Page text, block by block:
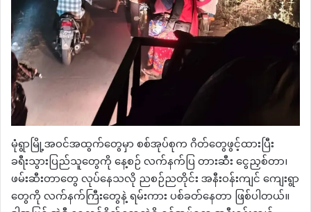
မုံရွာမြို့အဝင်အထွက်တွေမှာ စစ်အုပ်စုက ဂိတ်တွေဖွင့်ထားပြီး
ခရီးသွားပြည်သူတွေကို နေ့စဉ် လက်နက်ပြ တားဆီး ငွေညှစ်တာ၊
ဖမ်းဆီးတာတွေ လုပ်နေသလို ညစဉ်ညတိုင်း အနီးဝန်းကျင် ကျေးရွာ
တွေကို လက်နက်ကြီးတွေနဲ့ ရမ်းကား ပစ်ခတ်နေတာ ဖြစ်ပါတယ်။